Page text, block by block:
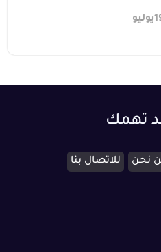
يوليو
تهمك
نحن للاتصال بنا